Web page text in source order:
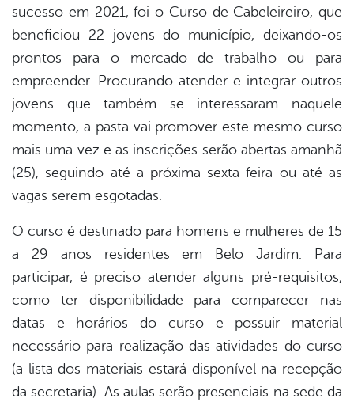
sucesso em 2021, foi o Curso de Cabeleireiro, que
beneficiou 22 jovens do município, deixando-os
prontos para o mercado de trabalho ou para
empreender. Procurando atender e integrar outros
jovens que também se interessaram naquele
momento, a pasta vai promover este mesmo curso
mais uma vez e as inscrições serão abertas amanhã
(25), seguindo até a próxima sexta-feira ou até as
vagas serem esgotadas.
O curso é destinado para homens e mulheres de 15
a 29 anos residentes em Belo Jardim. Para
participar, é preciso atender alguns pré-requisitos,
como ter disponibilidade para comparecer nas
datas e horários do curso e possuir material
necessário para realização das atividades do curso
(a lista dos materiais estará disponível na recepção
da secretaria). As aulas serão presenciais na sede da